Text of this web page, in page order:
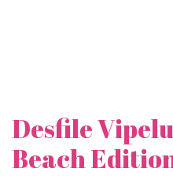
Desfile
Beach